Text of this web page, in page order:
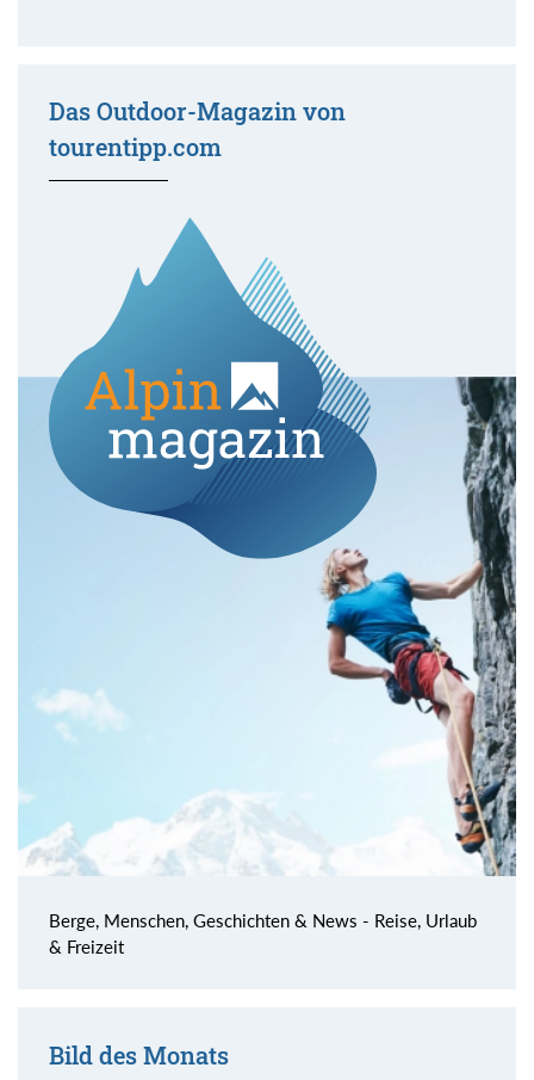
Das Outdoor-Magazin von
tourentipp.com
Berge, Menschen, Geschichten & News - Reise, Urlaub
& Freizeit
Bild des Monats